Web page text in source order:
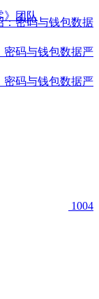
》团队
密码与钱包数据严
密码与钱包数据严
1004